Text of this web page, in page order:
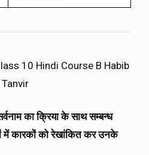
10 Hindi Course B Habib
Tanvir
का क्रिया के साथ सम्बन्ध
में कारकों को रेखांकित कर उनके